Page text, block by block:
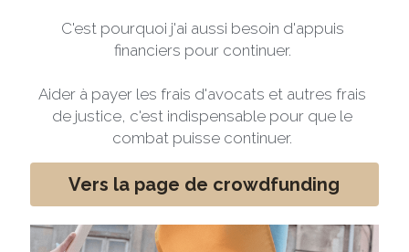
C'est pourquoi j'ai aussi besoin d'appuis
financiers pour continuer.
Aider à payer les frais d'avocats et autres frais
de justice, c'est indispensable pour que le
combat puisse continuer.
Vers la page de crowdfunding